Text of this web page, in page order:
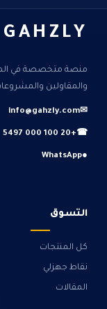
GAHZLY
منصة متخصصة في
والمقاولين
✉
info@gahzly.com
☎
+20 100 000 5497
●
WhatsApp
التسوق
كل المنتجات
نقاط جهزلي
المقالات